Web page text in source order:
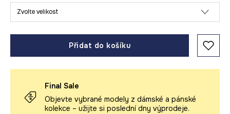
Zvolte velikost
Přidat do košíku
Final Sale
Objevte vybrané modely z dámské a pánské
kolekce – užijte si poslední dny výprodeje.